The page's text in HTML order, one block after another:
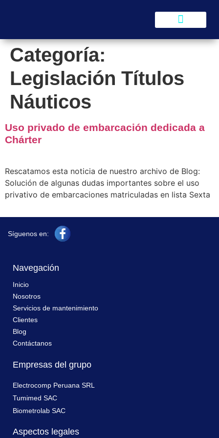
Categoría:
Legislación Títulos
Náuticos
Uso privado de embarcación dedicada a
Chárter
Rescatamos esta noticia de nuestro archivo de Blog:
Solución de algunas dudas importantes sobre el uso
privativo de embarcaciones matriculadas en lista Sexta
Síguenos en:
Navegación
Inicio
Nosotros
Servicios de mantenimiento
Clientes
Blog
Contáctanos
Empresas del grupo
Electrocomp Peruana SRL
Tumimed SAC
Biometrolab SAC
Aspectos legales